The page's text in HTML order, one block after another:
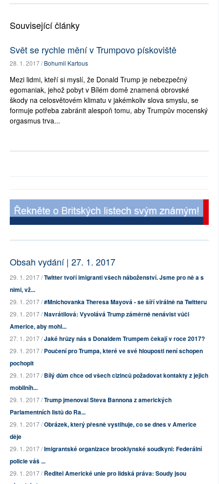
Související články
Svět se rychle mění v Trumpovo pískoviště
28. 1. 2017 /Bohumil Kartous
Mezi lidmi, kteří si myslí, že Donald Trump je nebezpečný
egomaniak, jehož pobyt v Bílém domě znamená obrovské
škody na celosvětovém klimatu v jakémkoliv slova smyslu, se
formuje potřeba zabránit alespoň tomu, aby Trumpův mocenský
orgasmus trva...
Obsah vydání | 27. 1. 2017
29. 1. 2017 /Twitter tvoří imigranti všech náboženství. Jsme pro ně a s
nimi, vž...
29. 1. 2017 /#Mnichovanka Theresa Mayová - se šíří virálně na Twitteru
29. 1. 2017 /Navrátilová: Vyvolává Trump záměrně nenávist vůči
Americe, aby mohl...
27. 1. 2017 /Jaké hrůzy nás s Donaldem Trumpem čekají v roce 2017?
29. 1. 2017 /Poučení pro Trumpa, které ve své hlouposti není schopen
pochopit
29. 1. 2017 /Bílý dům chce od všech cizinců požadovat kontakty z jejich
mobilníh...
29. 1. 2017 /Trump jmenoval Steva Bannona z amerických
Parlamentních listů do Ra...
29. 1. 2017 /Obrázek, který přesně vystihuje, co se dnes v Americe
děje
29. 1. 2017 /Imigrantské organizace brooklynské soudkyni: Federální
policie váš ...
29. 1. 2017 /Ředitel Americké unie pro lidská práva: Soudy jsou